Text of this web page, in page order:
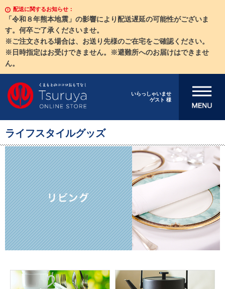
配送に関するお知らせ：
「令和８年熊本地震」の影響により配送遅延の可能性がございま
す。何卒ご了承くださいませ。
※ご注文される場合は、お送り先様のご在宅をご確認ください。
※日時指定はお受けできません。※避難所へのお届けはできませ
ん。
いらっしゃいませ
ゲスト 様
メニューを開
ライフスタイルグッズ